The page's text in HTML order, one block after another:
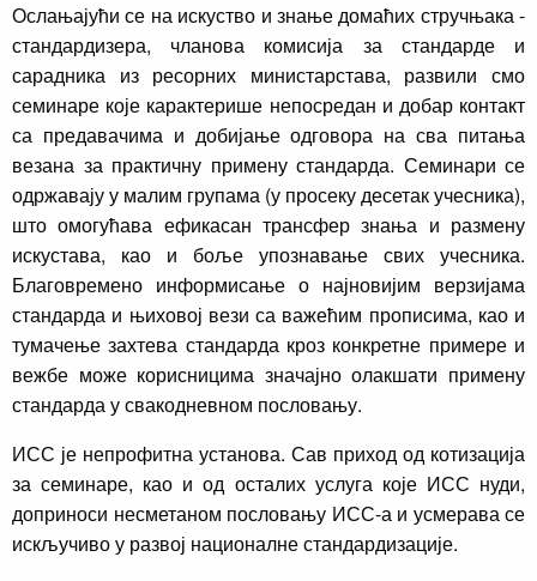
Ослањајући се на искуство и знање домаћих стручњака -
стандардизера, чланова комисија за стандарде и
сарадника из ресорних министарстава, развили смо
семинаре које карактерише непосредан и добар контакт
са предавачима и добијање одговора на сва питања
везана за практичну примену стандарда. Семинари се
одржавају у малим групама (у просеку десетак учесника),
што омогућава ефикасан трансфер знања и размену
искустава, као и боље упознавање свих учесника.
Благовремено информисање о најновијим верзијама
стандарда и њиховој вези са важећим прописима, као и
тумачење захтева стандарда кроз конкретне примере и
вежбе може корисницима значајно олакшати примену
стандарда у свакодневном пословању.
ИСС је непрофитна установа. Сав приход од котизација
за семинаре, као и од осталих услуга које ИСС нуди,
доприноси несметаном пословању ИСС-а и усмерава се
искључиво у развој националне стандардизације.